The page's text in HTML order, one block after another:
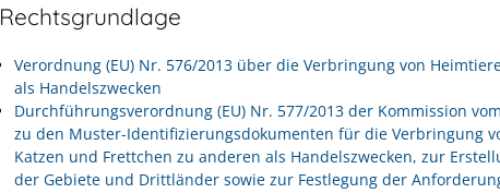
Rechtsgrundlage
Verordnung (EU) Nr. 576/2013 über die Verbringung von
als Handelszwecken
Durchführungsverordnung (EU) Nr. 577/2013 der Kommission
zu den Muster-Identifizierungsdokumenten für die Verbringung
Katzen und Frettchen zu anderen als Handelszwecken, zur
der Gebiete und Drittländer sowie zur Festlegung der